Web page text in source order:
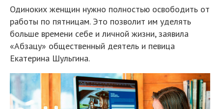
Одиноких женщин нужно полностью освободить от
работы по пятницам. Это позволит им уделять
больше времени себе и личной жизни, заявила
«Абзацу» общественный деятель и певица
Екатерина Шульгина.